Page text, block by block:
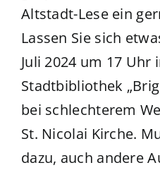
Altstadt-Lese ein
Lassen Sie sich
Juli 2024 um 17 Uhr
Stadtbibliothek
bei schlechterem
St. Nicolai Kirche.
dazu, auch andere